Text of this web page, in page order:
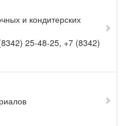
и кондитерских
25-48-25, +7 (8342)